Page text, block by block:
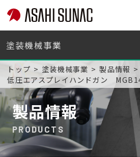
トップ 塗装機械事業
製品情報
低圧エアスプレイハンドガン
製品情報
PRODUCTS